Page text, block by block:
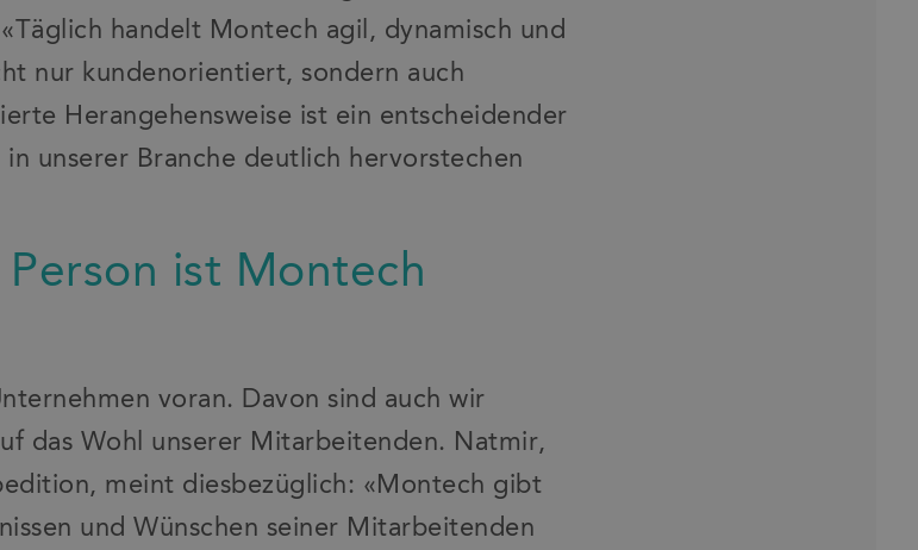
handelt Montech agil, dynamisch und
nur kundenorientiert, sondern auch
Herangehensweise ist ein entscheidender
unserer Branche deutlich hervorstechen
ist Montech
voran. Davon sind auch wir
das Wohl unserer Mitarbeitenden. Natmir,
meint diesbezüglich: «Montech gibt
und Wünschen seiner Mitarbeitenden